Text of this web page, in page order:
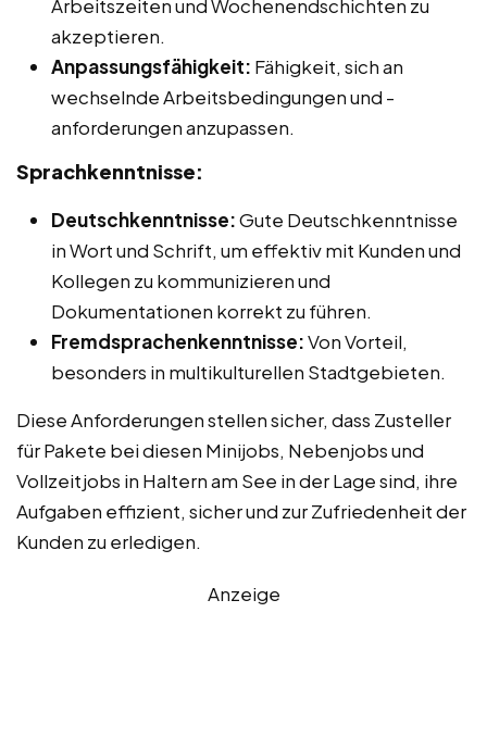
Arbeitszeiten und Wochenendschichten zu
akzeptieren.
Anpassungsfähigkeit: Fähigkeit, sich an
wechselnde Arbeitsbedingungen und -
anforderungen anzupassen.
Sprachkenntnisse:
Deutschkenntnisse:Gute Deutschkenntnisse
in Wort und Schrift, um effektiv mit Kunden und
Kollegen zu kommunizieren und
Dokumentationen korrekt zu führen.
Fremdsprachenkenntnisse:Von Vorteil,
besonders in multikulturellen Stadtgebieten.
Diese Anforderungen stellen sicher, dass Zusteller
für Pakete bei diesen Minijobs, Nebenjobs und
Vollzeitjobs in Haltern am See in der Lage sind, ihre
Aufgaben effizient, sicher und zur Zufriedenheit der
Kunden zu erledigen.
Anzeige